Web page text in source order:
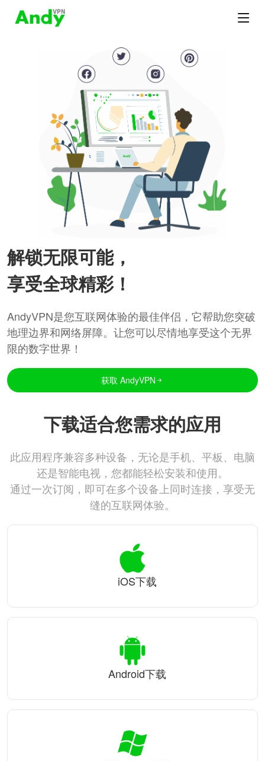
解锁无限可能，
享受全球精彩！
AndyVPN是您互联网体验的最佳伴侣，它帮助您突破
地理边界和网络屏障。让您可以尽情地享受这个无界
限的数字世界！
获取 AndyVPN
下载适合您需求的应用
此应用程序兼容多种设备，无论是手机、平板、电脑
还是智能电视，您都能轻松安装和使用。
通过一次订阅，即可在多个设备上同时连接，享受无
缝的互联网体验。
iOS下载
Android下载